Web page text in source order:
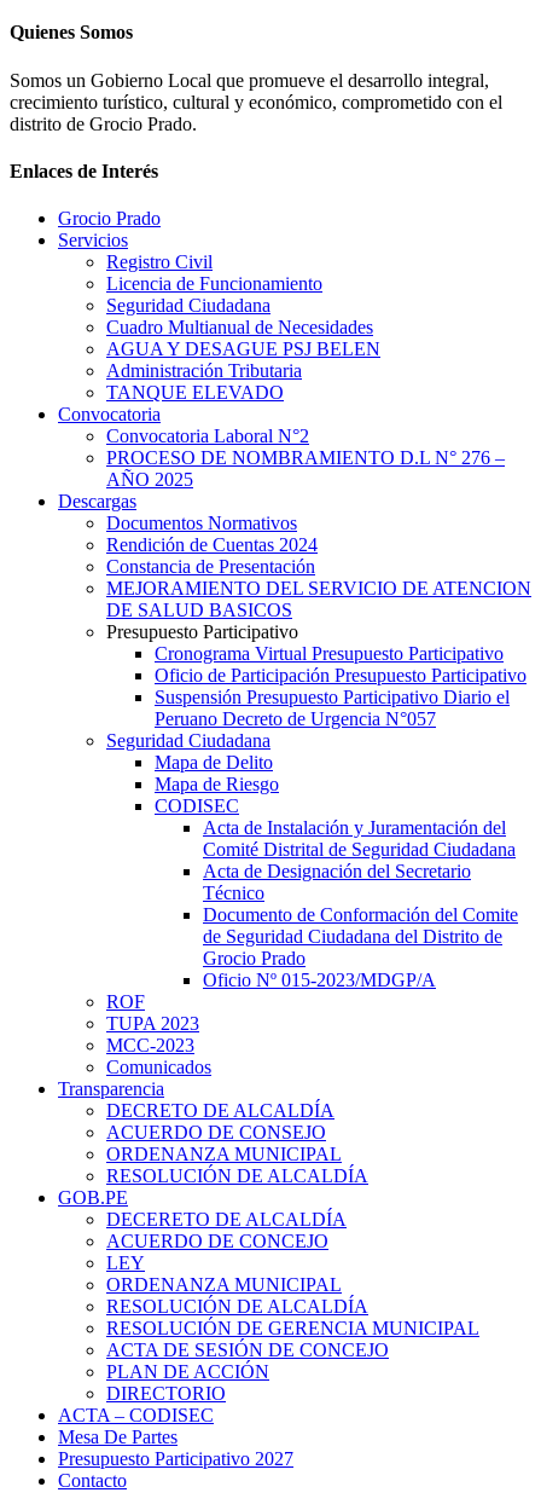
Quienes Somos
Somos un Gobierno Local que promueve el desarrollo integral,
crecimiento turístico, cultural y económico, comprometido con el
distrito de Grocio Prado.
Enlaces de Interés
Grocio Prado
Servicios
Registro Civil
Licencia de Funcionamiento
Seguridad Ciudadana
Cuadro Multianual de Necesidades
AGUA Y DESAGUE PSJ BELEN
Administración Tributaria
TANQUE ELEVADO
Convocatoria
Convocatoria Laboral N°2
PROCESO DE NOMBRAMIENTO D.L N° 276 –
AÑO 2025
Descargas
Documentos Normativos
Rendición de Cuentas 2024
Constancia de Presentación
MEJORAMIENTO DEL SERVICIO DE ATENCION
DE SALUD BASICOS
Presupuesto Participativo
Cronograma Virtual Presupuesto Participativo
Oficio de Participación Presupuesto Participativo
Suspensión Presupuesto Participativo Diario el
Peruano Decreto de Urgencia N°057
Seguridad Ciudadana
Mapa de Delito
Mapa de Riesgo
CODISEC
Acta de Instalación y Juramentación del
Comité Distrital de Seguridad Ciudadana
Acta de Designación del Secretario
Técnico
Documento de Conformación del Comite
de Seguridad Ciudadana del Distrito de
Grocio Prado
Oficio Nº 015-2023/MDGP/A
ROF
TUPA 2023
MCC-2023
Comunicados
Transparencia
DECRETO DE ALCALDÍA
ACUERDO DE CONSEJO
ORDENANZA MUNICIPAL
RESOLUCIÓN DE ALCALDÍA
GOB.PE
DECERETO DE ALCALDÍA
ACUERDO DE CONCEJO
LEY
ORDENANZA MUNICIPAL
RESOLUCIÓN DE ALCALDÍA
RESOLUCIÓN DE GERENCIA MUNICIPAL
ACTA DE SESIÓN DE CONCEJO
PLAN DE ACCIÓN
DIRECTORIO
ACTA – CODISEC
Mesa De Partes
Presupuesto Participativo 2027
Contacto